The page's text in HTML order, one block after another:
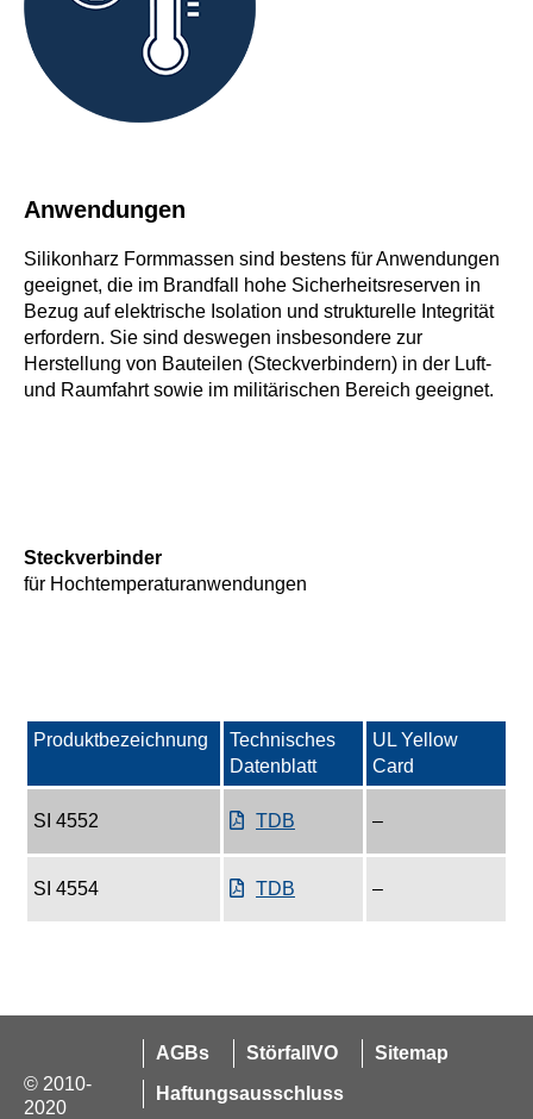
Anwendungen
Silikonharz Formmassen sind bestens für Anwendungen
geeignet, die im Brandfall hohe Sicherheitsreserven in
Bezug auf elektrische Isolation und strukturelle Integrität
erfordern. Sie sind deswegen insbesondere zur
Herstellung von Bauteilen (Steckverbindern) in der Luft-
und Raumfahrt sowie im militärischen Bereich geeignet.
Steckverbinder
für Hochtemperaturanwendungen
Produktbezeichnung
Technisches
Datenblatt
UL Yellow
Card
SI 4552 TDB –
SI 4554 TDB –
© 2010-
2020
AGBs StörfallVO
Sitemap
Haftungsausschluss